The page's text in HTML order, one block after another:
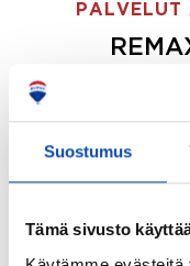
Suostumus
Tämä sivusto
PALVELUT
ostajille.
Tee